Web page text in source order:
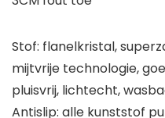
Stof: flanelkristal,
mijtvrije technologie,
pluisvrij, lichtecht,
Antislip: alle kunststof